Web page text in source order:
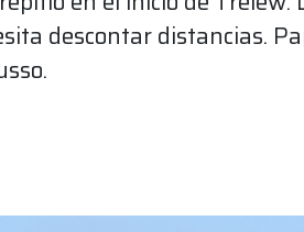
descontar distancias.